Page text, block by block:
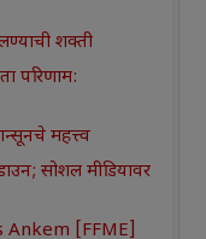
शक्ती
परिणाम:
महत्त्व
सोशल मीडियावर
Ankem [FFME]